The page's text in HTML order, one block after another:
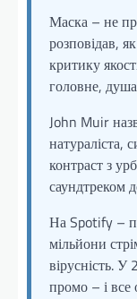
Маска – не
розповідав,
критику
головне,
John Muir
натураліста,
контраст з
саундтреком
На Spotify –
мільйони
вірусність.
промо – і все